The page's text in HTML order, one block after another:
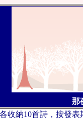
那
收納10首詩，按發